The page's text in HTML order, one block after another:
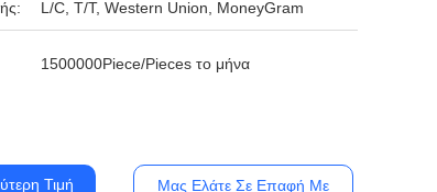
L/C, T/T, Western Union, MoneyGram
1500000Piece/Pieces το μήνα
Τιμή Μας Ελάτε Σε Επαφή Με